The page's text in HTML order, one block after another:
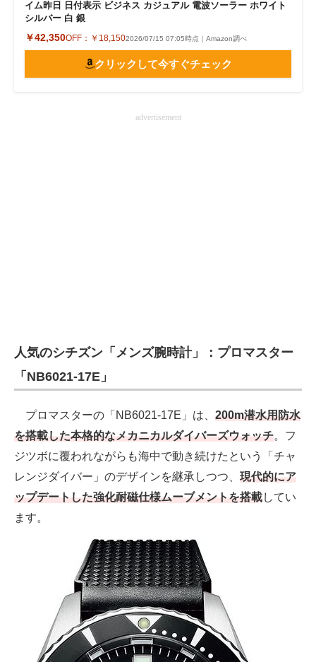
イム昨日 日付表示 ビジネス カジュアル 電波ソーラー ホワイト
シルバー 白 銀
￥42,350OFF： ￥18,1502026/07/15 07:05時点｜Amazon調べ
クリックして今すぐチェック
advertisement
人気のシチズン「メンズ腕時計」：プロマスター
「NB6021-17E」
プロマスターの「NB6021-17E」は、 200m潜水用防水
を搭載した本格的なメカニカルダイバーズウォッチ。フ
ジツボに覆われながらも海中で動き続けたという「チャ
レンジダイバー」のデザインを継承しつつ、 現代的にア
ップデートした強化耐磁仕様ムーブメントを搭載してい
ます。